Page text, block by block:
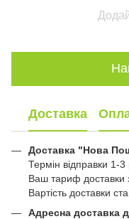
Доставка
Доставка "Нова
Термін відправки 1-3
Ваш тариф доставки
Вартість доставки
Адресна доставка